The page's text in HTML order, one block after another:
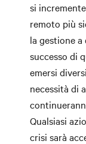
si
remoto più
la gestione
successo di
emersi
necessità di
Qualsiasi
crisi sarà